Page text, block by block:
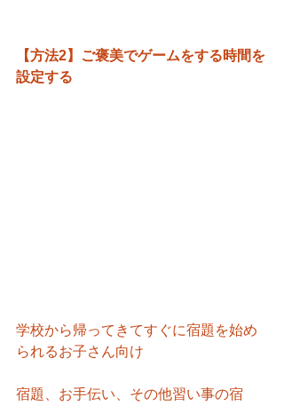
【方法2】ご褒美でゲームをする時間を
設定する
学校から帰ってきてすぐに宿題を始め
られるお子さん向け
宿題、お手伝い、その他習い事の宿